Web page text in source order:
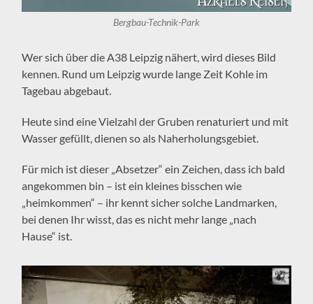
Bergbau-Technik-Park
Wer sich über die A38 Leipzig nähert, wird dieses Bild
kennen. Rund um Leipzig wurde lange Zeit Kohle im
Tagebau abgebaut.
Heute sind eine Vielzahl der Gruben renaturiert und mit
Wasser gefüllt, dienen so als Naherholungsgebiet.
Für mich ist dieser „Absetzer“ ein Zeichen, dass ich bald
angekommen bin – ist ein kleines bisschen wie
„heimkommen“ – ihr kennt sicher solche Landmarken,
bei denen Ihr wisst, das es nicht mehr lange „nach
Hause“ ist.